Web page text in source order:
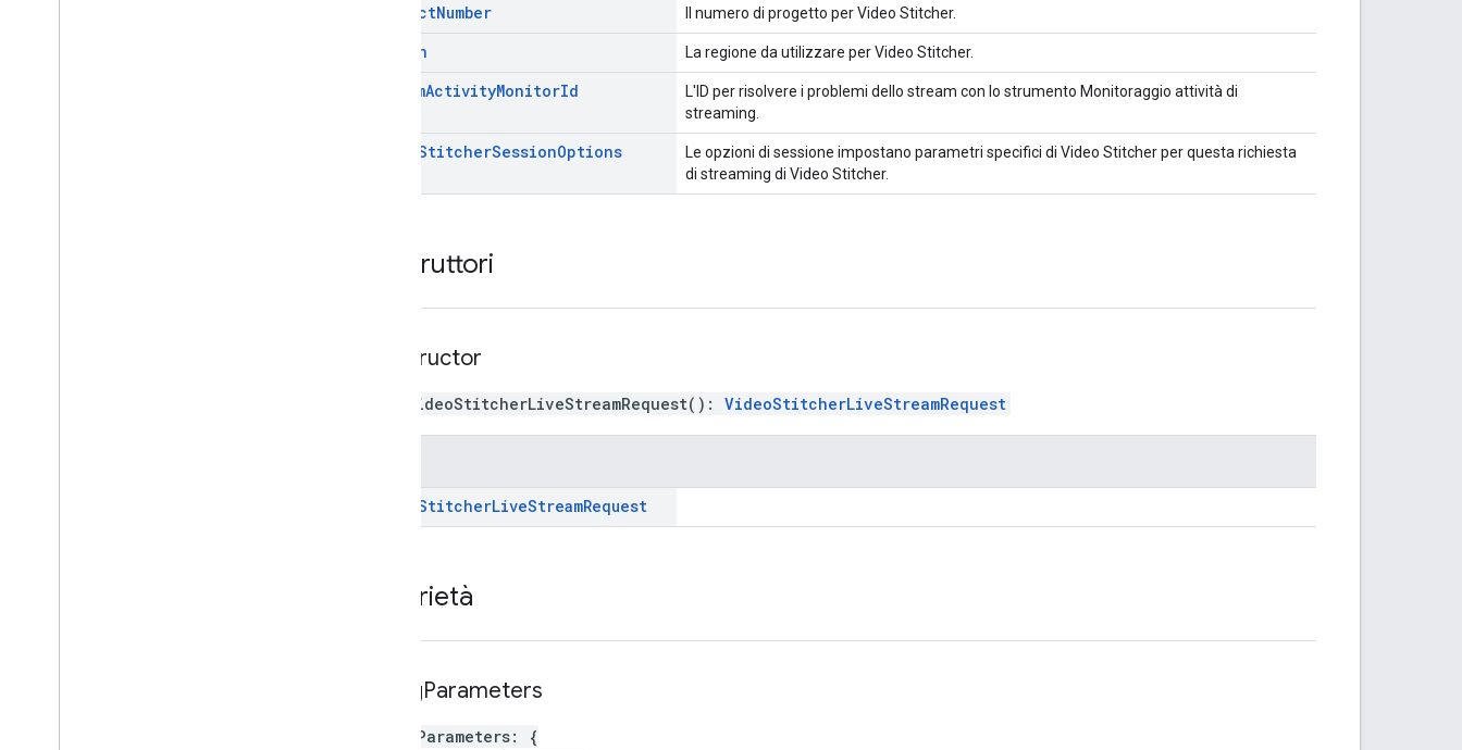
projectNumber Il numero di progetto per Video Stitcher.
region La regione da utilizzare per Video Stitcher.
streamActivityMonitorId
L'ID per risolvere i problemi dello stream con lo strumento Monitoraggio attività di
streaming.
StitcherSessionOptions
Le opzioni di sessione impostano parametri specifici di Video Stitcher per questa richiesta
di streaming di Video Stitcher.
Costruttori
constructor
new VideoStitcherLiveStreamRequest( ) : VideoStitcherLiveStreamRequest
StitcherLiveStreamRequest
Proprietà
TagParameters
adTagParameters:
{